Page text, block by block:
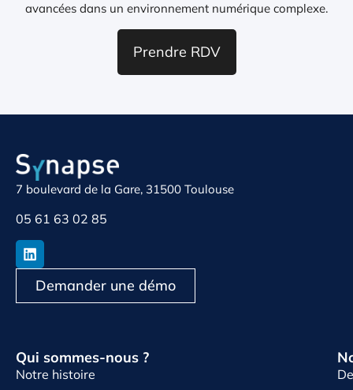
avancées dans un environnement numérique complexe.
Prendre RDV
7 boulevard de la Gare, 31500 Toulouse
05 61 63 02 85
Demander une démo
Qui sommes-nous ?
Notre histoire